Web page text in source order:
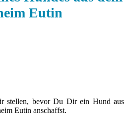
Eutin
stellen, bevor Du Dir ein Hund aus
Eutin anschaffst.